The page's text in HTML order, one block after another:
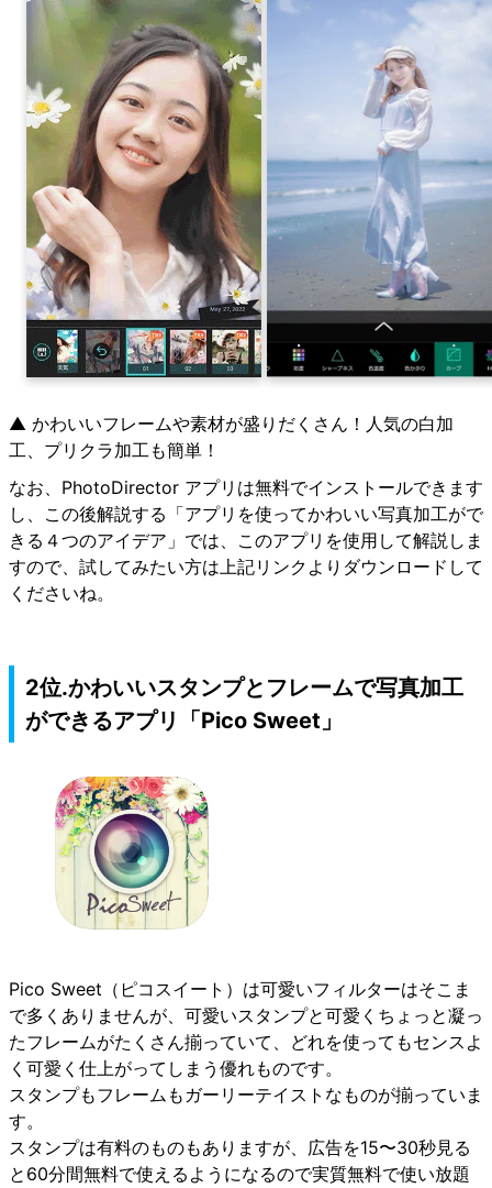
▲ かわいいフレームや素材が盛りだくさん！人気の白加
工、プリクラ加工も簡単！
なお、PhotoDirector アプリは無料でインストールできます
し、この後解説する「アプリを使ってかわいい写真加工がで
きる４つのアイデア」では、このアプリを使用して解説しま
すので、試してみたい方は上記リンクよりダウンロードして
くださいね。
2位.かわいいスタンプとフレームで写真加工
ができるアプリ「Pico Sweet」
Pico Sweet（ピコスイート）は可愛いフィルターはそこま
で多くありませんが、可愛いスタンプと可愛くちょっと凝っ
たフレームがたくさん揃っていて、どれを使ってもセンスよ
く可愛く仕上がってしまう優れものです。
スタンプもフレームもガーリーテイストなものが揃っていま
す。
スタンプは有料のものもありますが、広告を15〜30秒見る
と60分間無料で使えるようになるので実質無料で使い放題